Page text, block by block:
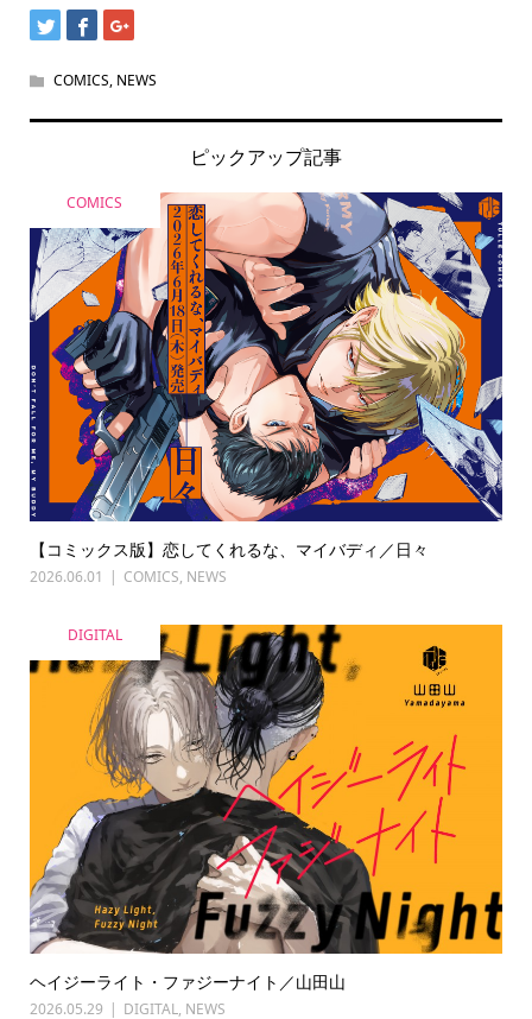
COMICS, NEWS
ピックアップ記事
COMICS
【コミックス版】恋してくれるな、マイバディ／日々
2026.06.01 COMICS, NEWS
DIGITAL
ヘイジーライト・ファジーナイト／山田山
2026.05.29 DIGITAL, NEWS